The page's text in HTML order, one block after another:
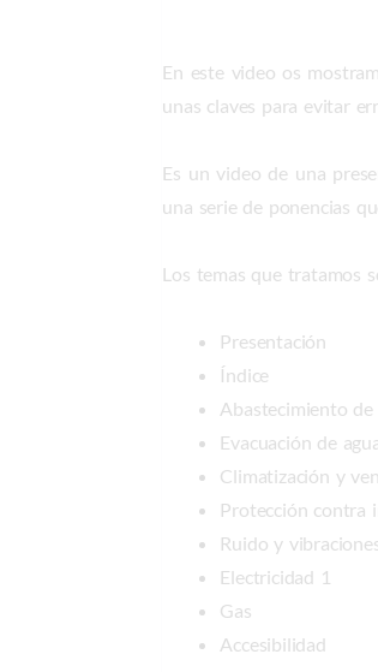
En este video os
unas claves para evitar
Es un video de una
una serie de ponencias
Los temas que tratamos
Presentación
Índice
Abastecimiento de
Evacuación de
Climatización y
Protección contra
Ruido y
Electricidad 1
Gas
Accesibilidad